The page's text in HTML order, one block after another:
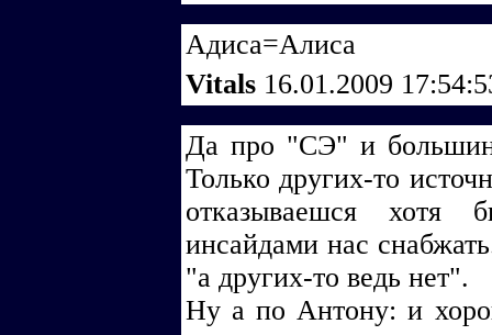
Адиса=Алиса
Vitals 16.01.2009
Да про "СЭ" и
Только других-то
отказываешся хотя
инсайдами нас
"а других-то ведь нет".
Ну а по Антону: и